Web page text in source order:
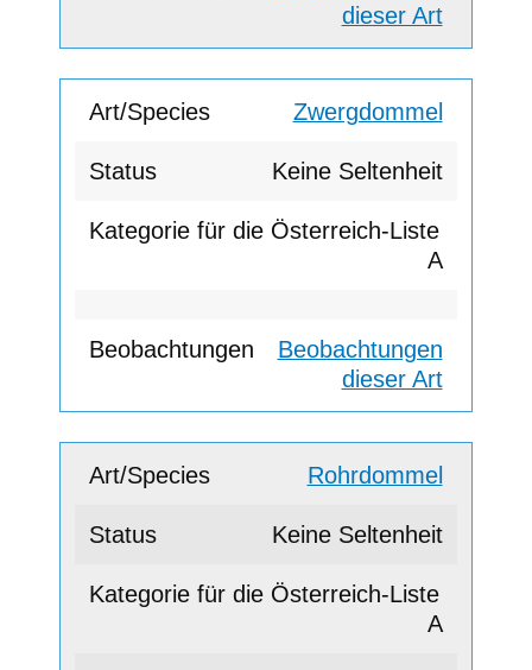
dieser Art
Zwergdommel
Keine Seltenheit
A
Beobachtungen
dieser Art
Rohrdommel
Keine Seltenheit
A